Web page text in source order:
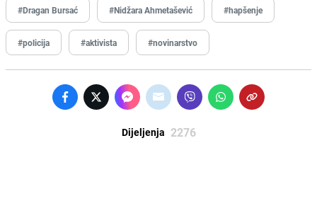
#Dragan Bursać #Nidžara Ahmetašević #hapšenje
#policija #aktivista #novinarstvo
Dijeljenja 2276